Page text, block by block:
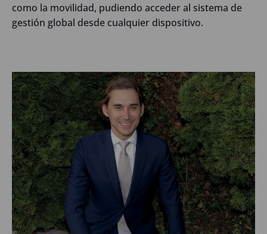
como la movilidad, pudiendo acceder al sistema de
gestión global desde cualquier dispositivo.